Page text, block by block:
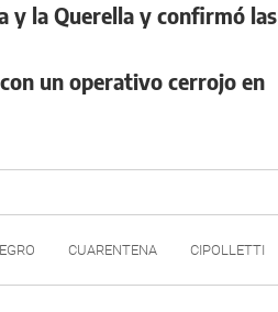
y la Querella y confirmó las
un operativo cerrojo en
CUARENTENA CIPOLLETTI